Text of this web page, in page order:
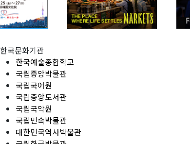
한국문화기관
한국예술종합학교
국립중앙박물관
국립국어원
국립중앙도서관
국립국악원
국립민속박물관
대한민국역사박물관